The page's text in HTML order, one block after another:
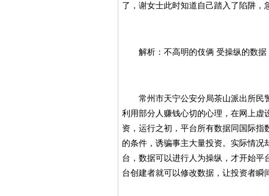
了，谢女士此时知道自己踏入了陷阱，
解析：不高明的伎俩 受操纵的数据
常州市天宁公安分局茶山派出所民
利用部分人赚钱心切的心理，在网上虚
资，运行之初，平台所有数据同国际指
的条件，诱骗事主大量投资。实际情
台，数据可以进行人为操纵，才开始
台创建者就可以修改数据，让投资者瞬